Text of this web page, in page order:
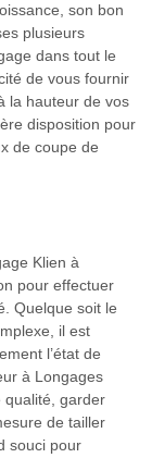
son bon
plusieurs
dans tout le
de vous fournir
la hauteur de vos
disposition pour
de coupe de
Klien à
pour effectuer
Quelque soit le
il est
l’état de
à Longages
qualité, garder
de tailler
souci pour